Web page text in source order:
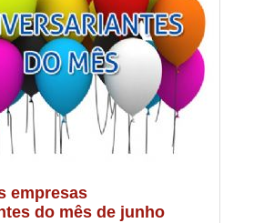
empresas
do mês de junho